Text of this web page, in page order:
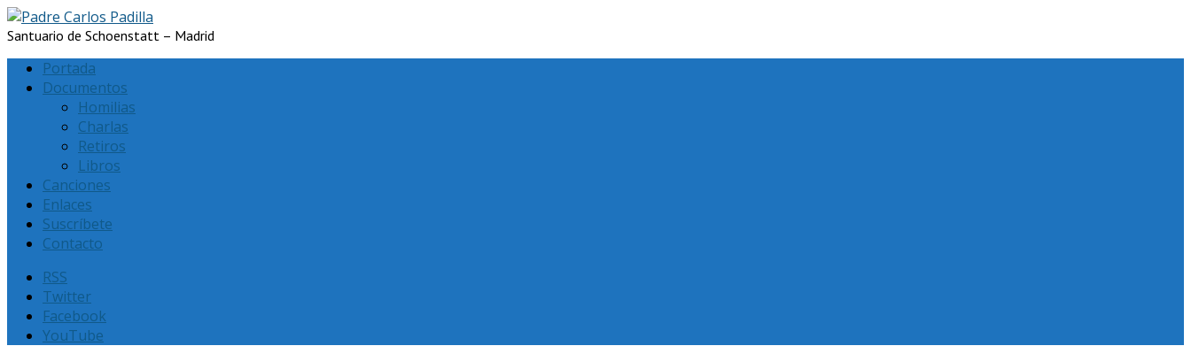
Santuario de Schoenstatt – Madrid
Portada
Documentos
Homilias
Charlas
Retiros
Libros
Canciones
Enlaces
Suscríbete
Contacto
RSS
Twitter
Facebook
YouTube